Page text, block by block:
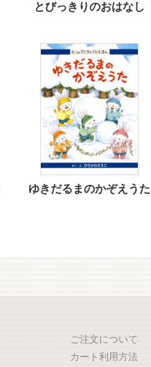
とびっきりのおはなし
ゆきだるまのかぞえうた
ご注文について
カート利用方法